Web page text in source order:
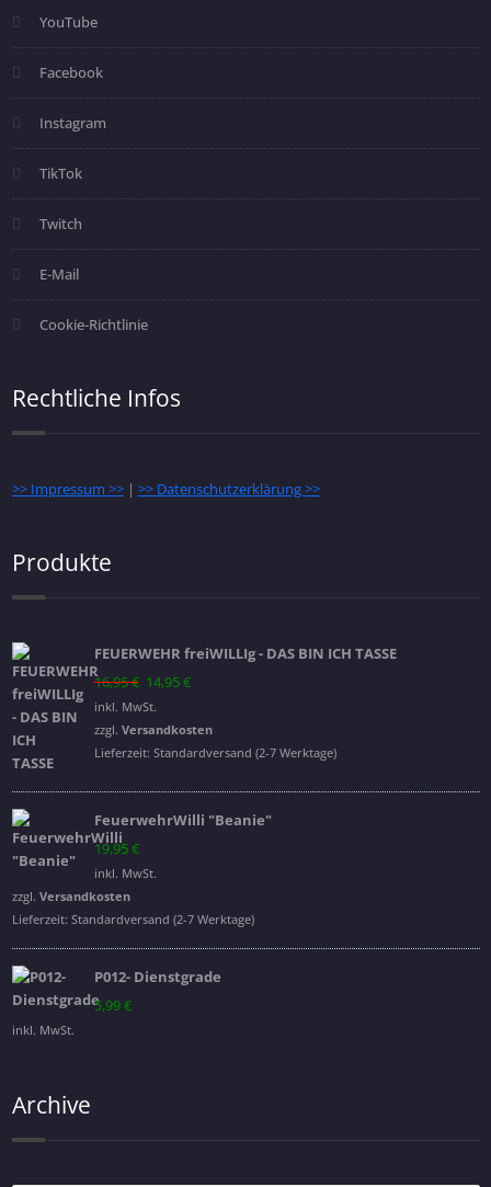
YouTube
Facebook
Instagram
TikTok
Twitch
E-Mail
Cookie-Richtlinie
Rechtliche Infos
>> Impressum >>| >> Datenschutzerklärung >>
Produkte
FEUERWEHR freiWILLIg - DAS BIN ICH TASSE
16,95€ Ursprünglicher
Preis
war:
16,95 €
14,95€
ist:
14,95 €.
inkl. MwSt.
zzgl. Versandkosten
Lieferzeit: Standardversand (2-7 Werktage)
FeuerwehrWilli "Beanie"
19,95€
inkl. MwSt.
zzgl. Versandkosten
Lieferzeit: Standardversand (2-7 Werktage)
P012- Dienstgrade
5,99€
inkl. MwSt.
Archive